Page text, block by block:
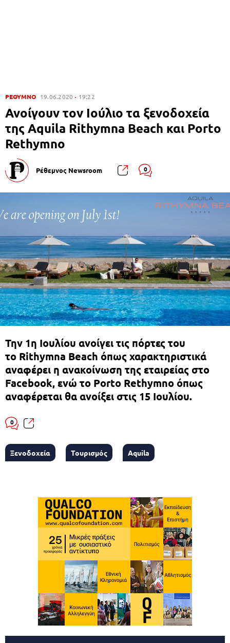
ΡΕΘΥΜΝΟ 19.06.2020 19:22
Ανοίγουν τον Ιούλιο τα ξενοδοχεία
της Aquila Rithymna Beach και Porto
Rethymno
Ρέθεμνος Newsroom 0
Την 1η Ιουλίου ανοίγει τις πόρτες του
το Rithymna Beach όπως χαρακτηριστικά
αναφέρει η ανακοίνωση της εταιρείας στο
Facebook, ενώ το Porto Rethymno όπως
αναφέρεται θα ανοίξει στις 15 Ιουλίου.
0
Ξενοδοχεία Τουρισμός Aquila